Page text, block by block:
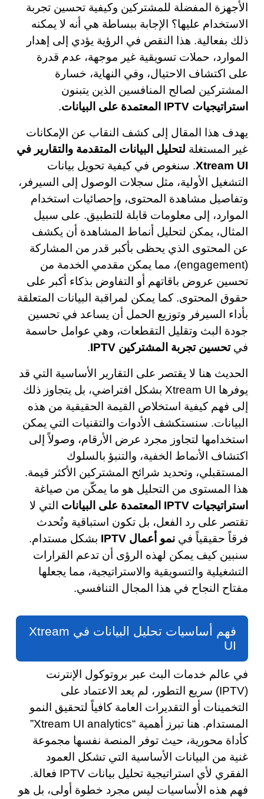
الأجهزة المفضلة للمشتركين وكيفية تحسين تجربة
الاستخدام عليها؟ الإجابة ببساطة هي أنه لا يمكنه
ذلك بفعالية. هذا النقص في الرؤية يؤدي إلى إهدار
الموارد، حملات تسويقية غير موجهة، عدم قدرة
على اكتشاف الاحتيال، وفي النهاية، خسارة
المشتركين لصالح المنافسين الذين يتبنون
استراتيجيات IPTV المعتمدة على البيانات
.
يهدف هذا المقال إلى كشف النقاب عن الإمكانات
غير المستغلة لتحليل البيانات المتقدمة والتقارير في
Xtream UI. سنغوص في كيفية تحويل بيانات
التشغيل الأولية، مثل سجلات الوصول إلى السيرفر،
وتفاصيل مشاهدة المحتوى، وإحصائيات استخدام
الموارد، إلى معلومات قابلة للتطبيق. على سبيل
المثال، يمكن لتحليل أنماط المشاهدة أن يكشف
عن المحتوى الذي يحظى بأكبر قدر من المشاركة
(engagement)، مما يمكن مقدمي الخدمة من
تحسين عروض باقاتهم أو التفاوض بذكاء أكبر على
حقوق المحتوى. كما يمكن لمراقبة البيانات المتعلقة
بأداء السيرفر وتوزيع الحمل أن يساعد في تحسين
جودة البث وتقليل التقطعات، وهي عوامل حاسمة
فيتحسين تجربة المشتركين IPTV .
الحديث هنا لا يقتصر على التقارير الأساسية التي قد
يوفرها Xtream UI بشكل افتراضي، بل يتجاوز ذلك
إلى فهم كيفية استخلاص القيمة الحقيقية من هذه
البيانات. سنستكشف الأدوات والتقنيات التي يمكن
استخدامها لتجاوز مجرد عرض الأرقام، وصولاً إلى
اكتشاف الأنماط الخفية، والتنبؤ بالسلوك
المستقبلي، وتحديد شرائح المشتركين الأكثر قيمة.
هذا المستوى من التحليل هو ما يمكّن من صياغة
استراتيجيات IPTV المعتمدة على البيانات
التي لا
تقتصر على رد الفعل، بل تكون استباقية وتُحدث
فرقاً حقيقياً في نمو أعمال IPTV
بشكل مستدام.
سنبين كيف يمكن لهذه الرؤى أن تدعم القرارات
التشغيلية والتسويقية والاستراتيجية، مما يجعلها
مفتاح النجاح في هذا المجال التنافسي.
فهم أساسيات تحليل البيانات في Xtream
UI
في عالم خدمات البث عبر بروتوكول الإنترنت
(IPTV) سريع التطور، لم يعد الاعتماد على
التخمينات أو التقديرات العامة كافياً لتحقيق النمو
المستدام. هنا تبرز أهمية “Xtream UI analytics”
كأداة محورية، حيث توفر المنصة نفسها مجموعة
غنية من البيانات الأساسية التي تشكل العمود
الفقري لأي استراتيجية تحليل بيانات IPTV فعالة.
فهم هذه الأساسيات ليس مجرد خطوة أولى، بل هو